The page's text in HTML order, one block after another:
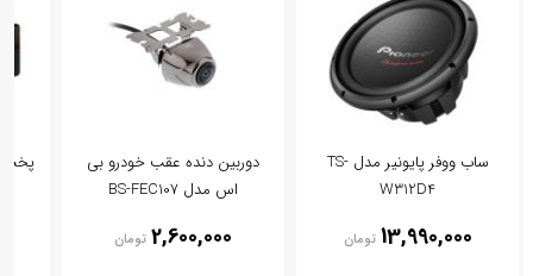
ساب ووفر پایونیر مدل TS-
W312D4
13,990,000 تومان
دوربین دنده عقب خودرو بی
اس مدل BS-FEC107
2,600,000 تومان
پخش